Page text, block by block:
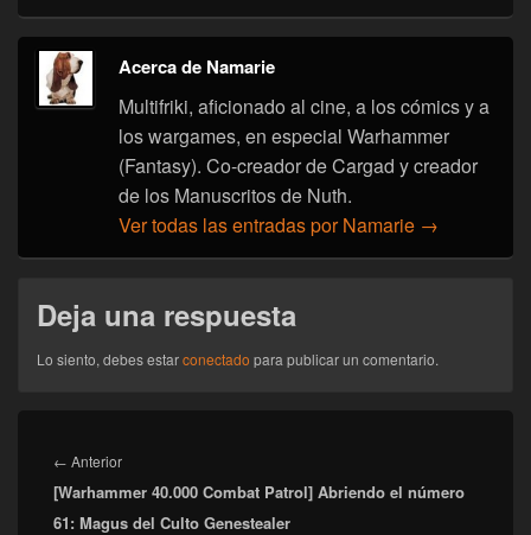
Acerca de Namarie
Multifriki, aficionado al cine, a los cómics y a
los wargames, en especial Warhammer
(Fantasy). Co-creador de Cargad y creador
de los Manuscritos de Nuth.
Ver todas las entradas por Namarie →
Deja una respuesta
Lo siento, debes estarconectado para publicar un comentario.
de
entradas
← AnteriorEntrada
anterior:
[Warhammer 40.000 Combat Patrol] Abriendo el número
61: Magus del Culto Genestealer